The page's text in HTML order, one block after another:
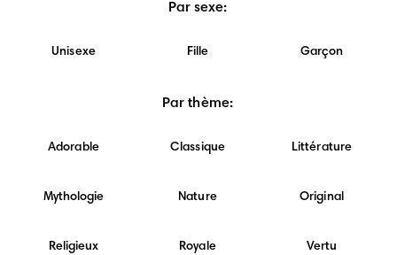
Par sexe:
Unisexe Fille Garçon
Par thème:
Adorable Classique Littérature
Mythologie Nature Original
Religieux Royale Vertu